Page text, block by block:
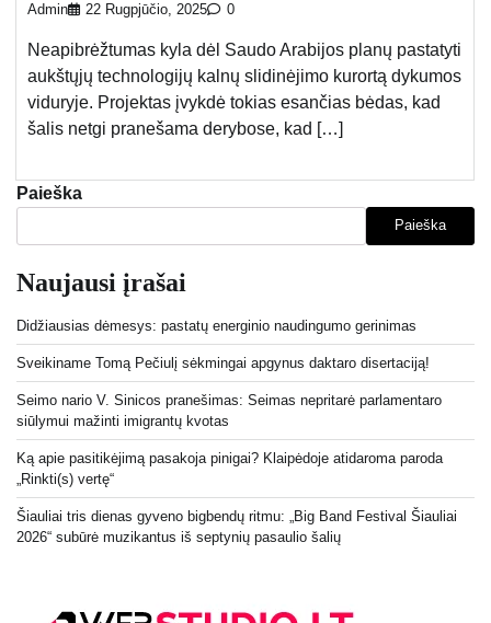
Admin 22 Rugpjūčio, 2025 0
Neapibrėžtumas kyla dėl Saudo Arabijos planų pastatyti
aukštųjų technologijų kalnų slidinėjimo kurortą dykumos
viduryje. Projektas įvykdė tokias esančias bėdas, kad
šalis netgi pranešama derybose, kad […]
Paieška
Paieška
Naujausi įrašai
Didžiausias dėmesys: pastatų energinio naudingumo gerinimas
Sveikiname Tomą Pečiulį sėkmingai apgynus daktaro disertaciją!
Seimo nario V. Sinicos pranešimas: Seimas nepritarė parlamentaro
siūlymui mažinti imigrantų kvotas
Ką apie pasitikėjimą pasakoja pinigai? Klaipėdoje atidaroma paroda
„Rinkti(s) vertę“
Šiauliai tris dienas gyveno bigbendų ritmu: „Big Band Festival Šiauliai
2026“ subūrė muzikantus iš septynių pasaulio šalių